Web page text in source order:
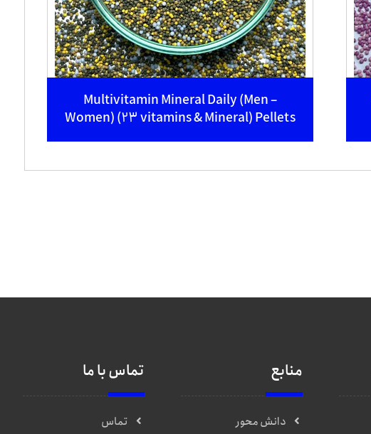
Multivitamin Mineral Daily (Men –
Women) (23 vitamins & Mineral) Pellets
منابع
دانش محور
تماس با ما
تماس